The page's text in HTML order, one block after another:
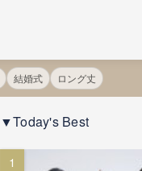
結婚式 ロング丈
▼Today's Best
1